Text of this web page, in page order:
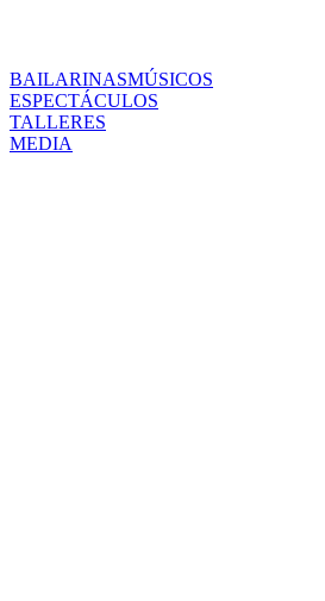
BAILARINASMÚSICOS
ESPECTÁCULOS
TALLERES
MEDIA